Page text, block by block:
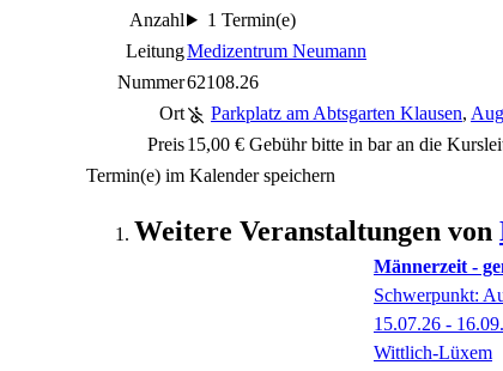
Anzahl
1 Termin(e)
LeitungMedizentrum Neumann
Nummer62108.26
Ort
Parkplatz am Abtsgarten Klausen,
Preis15,00 € Gebühr bitte in bar an die
Termin(e) im Kalender speichern
Weitere Veranstaltungen von
Männerzeit -
Schwerpunkt:
15.07.26 -
Wittlich-Lüxem